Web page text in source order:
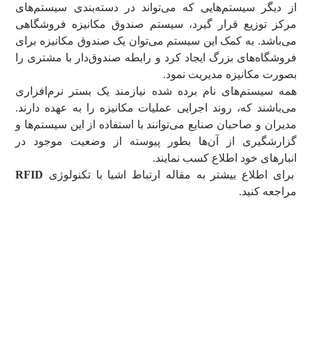
از دیگر سیستم‌هایی که می‌تواند در دسته‌بندی سیستم‌های
مرکز توزیع قرار گیرد، سیستم صندوق مکانیزه فروشگاهی
می‌باشد. به کمک این سیستم می‌توان یک صندوق مکانیزه برای
فروشگاه‌های بزرگ ایجاد کرد و رابطه صندوق‌دار با مشتری را
بصورت مکانیزه مدیریت نمود.
همه سیستم‌های نام برده شده نیازمند یک بستر نرم‌افزاری
می‌باشند که، روند اجرایی عملیات مکانیزه را به عهده دارند.
مدیران و صاحبان صنایع می‌توانند با استفاده از این سیستم‌ها و
گزارشگیری از آن‌ها بطور پیوسته از وضعیت موجود در
انبارهای خود اطلاع کسب نمایند.
برای اطلاع بیشتر به مقاله ارتباط اشیا با تکنولوژی RFID
مراجعه کنید.